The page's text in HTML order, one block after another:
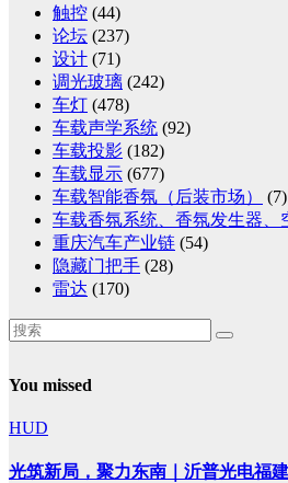
触控 (44)
论坛 (237)
设计 (71)
调光玻璃 (242)
车灯 (478)
车载声学系统 (92)
车载投影 (182)
车载显示 (677)
车载智能香氛（后装市场）
(7)
车载香氛系统、香氛发生器、
重庆汽车产业链 (54)
隐藏门把手 (28)
雷达 (170)
You missed
HUD
光筑新局，聚力东南｜沂普光电福